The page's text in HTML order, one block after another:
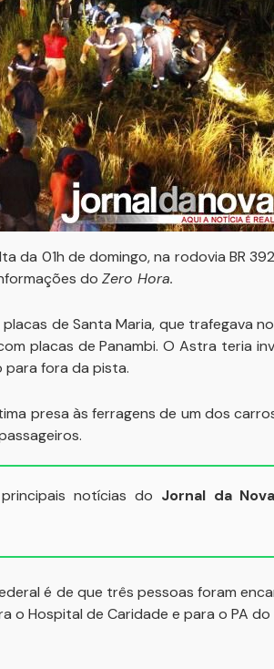
da 01h de domingo, na rodovia BR
do Zero Hora.
de Santa Maria, que trafegava
placas de Panambi. O Astra teria
para fora da pista.
presa às ferragens de um dos
notícias do Jornal da Nova
é de que três pessoas foram
o Hospital de Caridade e para o PA